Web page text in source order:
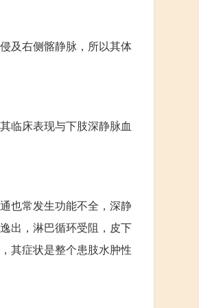
及右侧髂静脉，所以其体
临床表现与下肢深静脉血
也常发生功能不全，深静
出，淋巴循环受阻，皮下
其症状是整个患肢水肿性